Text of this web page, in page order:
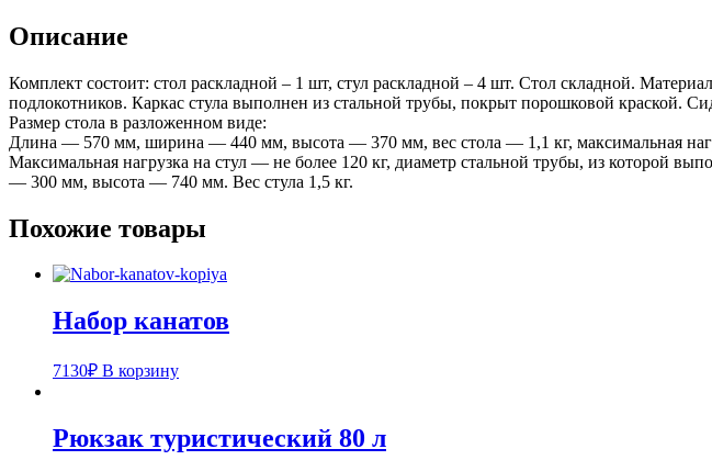
Описание
Комплект состоит: стол раскладной – 1 шт, стул раскладной – 4 шт. Стол складной.
подлокотников. Каркас стула выполнен из стальной трубы, покрыт порошковой краской.
Размер стола в разложенном виде:
Длина — 570 мм, ширина — 440 мм, высота — 370 мм, вес стола — 1,1 кг, максимальная
Максимальная нагрузка на стул — не более 120 кг, диаметр стальной трубы, из которой
— 300 мм, высота — 740 мм. Вес стула 1,5 кг.
Похожие товары
Набор канатов
7130₽ В корзину
Рюкзак туристический 80 л